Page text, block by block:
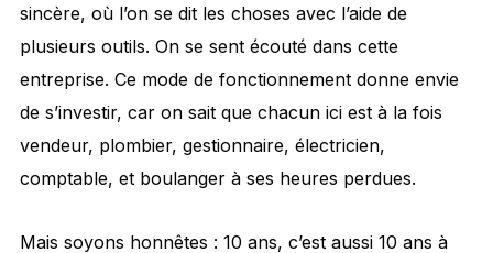
sincère, où l’on se dit les choses avec l’aide de
plusieurs outils. On se sent écouté dans cette
entreprise. Ce mode de fonctionnement donne envie
de s’investir, car on sait que chacun ici est à la fois
vendeur, plombier, gestionnaire, électricien,
comptable, et boulanger à ses heures perdues.
Mais soyons honnêtes : 10 ans, c’est aussi 10 ans à